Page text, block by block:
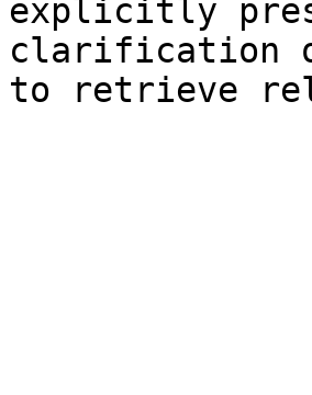
explicitly
clarification